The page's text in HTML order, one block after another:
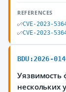
REFERENCES
CVE-2023-
CVE-2023-
BDU:2026-
Уязвимость
нескольких